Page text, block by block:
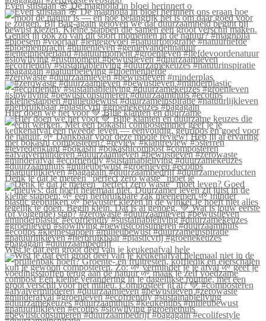
Even stilstaan 🌸 De magnolia in bloei herinnert o
#zerowaste #duurzaamleven #bewustleven #minderplas
Hier doen we het voor 💚 Blije klanten én duurzame
Denk je dat je meteen “perfect zero waste” moet le
Wist je dat een groot deel van je keukenafval hele